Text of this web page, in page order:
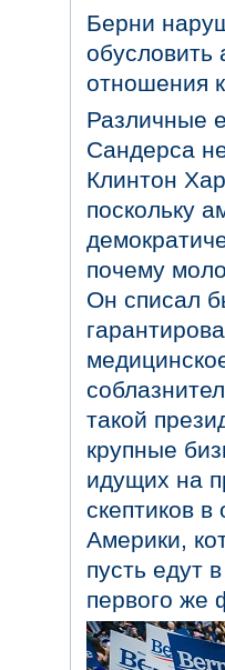
Берни
отношения
Различные
Сандерса
Клинтон
поскольку
почему
Он списал
такой
крупные
идущих на
скептиков
Америки,
пусть едут
первого же